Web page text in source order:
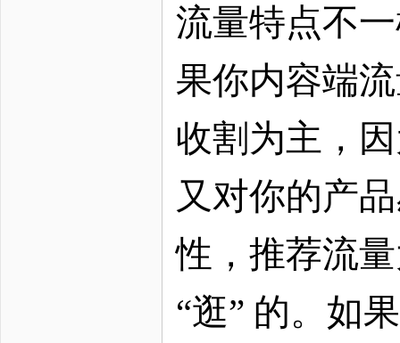
流量特点不
果你内容端
收割为主，
又对你的产
性，推荐流
“逛” 的。如